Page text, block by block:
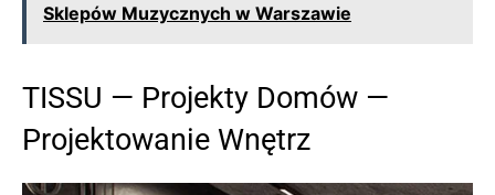
Sklepów Muzycznych w Warszawie
TISSU — Projekty Domów —
Projektowanie Wnętrz